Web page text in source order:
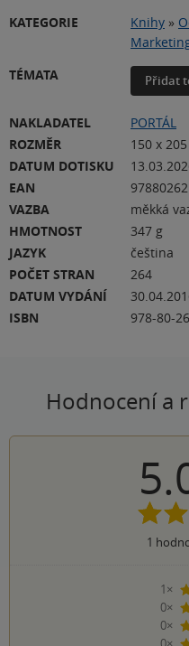
KATEGORIE
Knihy »
TÉMATA
Přidat
NAKLADATEL
PORTÁL
ROZMĚR
150 x
DATUM DOTISKU
EAN
VAZBA
měkká
HMOTNOST
347 g
JAZYK
čeština
POČET STRAN
264
DATUM VYDÁNÍ
ISBN
978-80-
Hodnocení a
1
1×
0×
0×